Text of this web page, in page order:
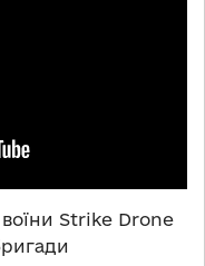
Strike Drone